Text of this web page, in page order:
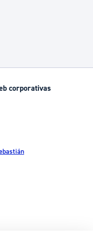
corporativas